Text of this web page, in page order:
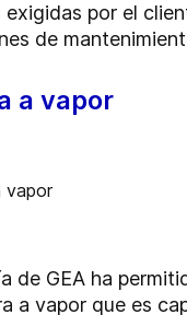
exigidas por el
de
a vapor
de GEA ha
a vapor que es